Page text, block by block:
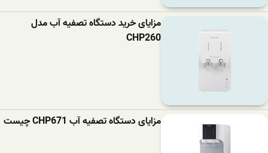
مزایای خرید دستگاه تصفیه آب مدل
CHP260
مزایای دستگاه تصفیه آب CHP671 چیست